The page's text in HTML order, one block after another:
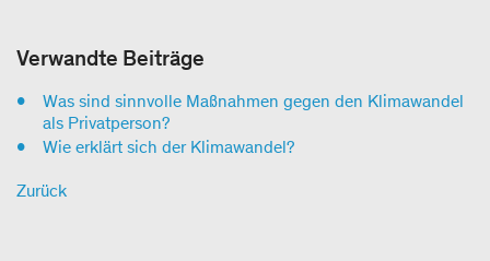
Verwandte Beiträge
Was sind sinnvolle Maßnahmen gegen den Klimawandel
als Privatperson?
Wie erklärt sich der Klimawandel?
Zurück